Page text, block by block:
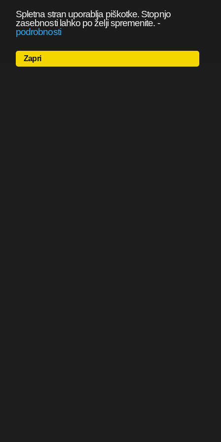
Spletna stran uporablja piškotke. Stopnjo
zasebnosti lahko po želji spremenite. -
podrobnosti
Zapri